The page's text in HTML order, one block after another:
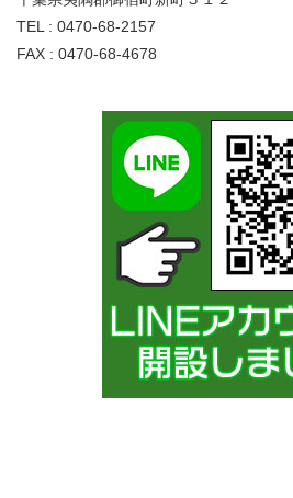
TEL : 0470-68-2157
FAX : 0470-68-4678